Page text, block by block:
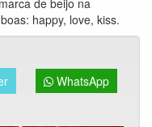
de beijo na
happy, love, kiss.
WhatsApp